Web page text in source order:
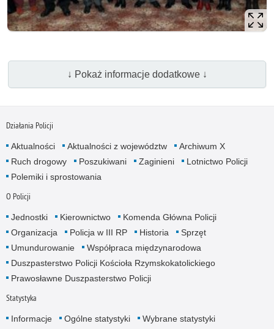
↓ Pokaż informacje dodatkowe ↓
Działania Policji
Aktualności Aktualności z województw
Archiwum X
Ruch drogowy
Poszukiwani Zaginieni
Lotnictwo Policji
Polemiki i sprostowania
O Policji
Jednostki Kierownictwo
Komenda Główna Policji
Organizacja
Policja w III RP Historia
Sprzęt
Umundurowanie
Współpraca międzynarodowa
Duszpasterstwo Policji Kościoła Rzymskokatolickiego
Prawosławne Duszpasterstwo Policji
Statystyka
Informacje Ogólne statystyki
Wybrane statystyki